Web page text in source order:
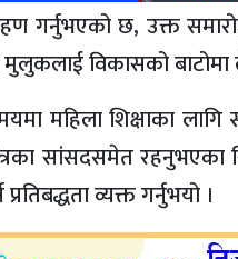
गर्नुभएको छ, उक्त
विकासको बाटोमा
महिला शिक्षाका
सांसदसमेत रहनुभएका
व्यक्त गर्नुभयो ।